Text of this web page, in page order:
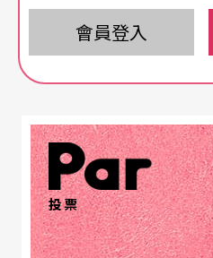
會員登入
投票